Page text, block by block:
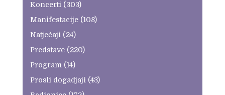
Koncerti (303)
Manifestacije(108)
Natječaji (24)
Predstave(220)
Program (14)
Prosli dogadjaji (43)